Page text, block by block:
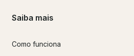
Saiba mais
Como funciona